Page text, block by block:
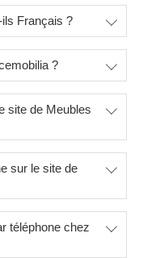
Français ?
?
site de Meubles
sur le site de
téléphone chez